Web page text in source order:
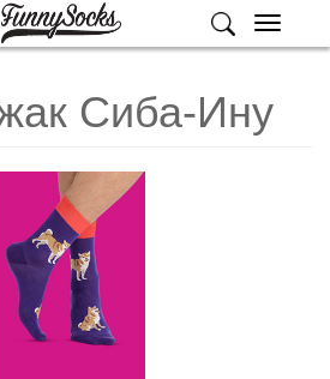
Меню
Сиба-Ину